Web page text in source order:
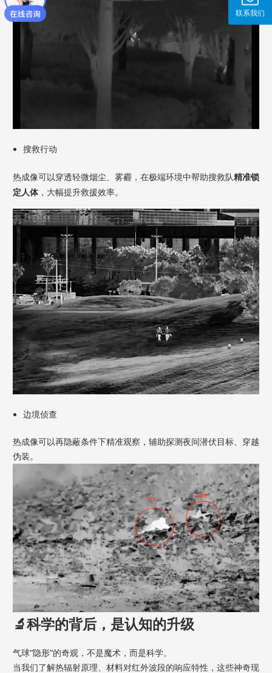
搜救行动
热成像可以穿透轻微烟尘、雾霾，在极端环境中帮助搜救队精准锁
定人体，大幅提升救援效率。
边境侦查
热成像可以再隐蔽条件下精准观察，辅助探测夜间潜伏目标、穿越
伪装。
🔬科学的背后，是认知的升级
气球“隐形”的奇观，不是魔术，而是科学。
当我们了解热辐射原理、材料对红外波段的响应特性，这些神奇现
联系我们